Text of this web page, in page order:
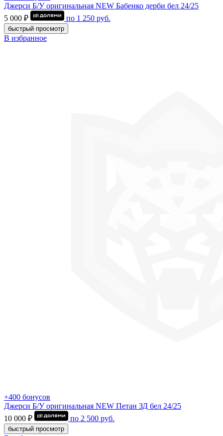
Джерси Б/У оригинальная NEW Бабенко дерби бел 24/25
5 000 ₽
по 1 250 руб.
быстрый просмотр
В избранное
+400 бонусов
Джерси Б/У оригинальная NEW Петан ЗД бел 24/25
10 000 ₽
по 2 500 руб.
быстрый просмотр